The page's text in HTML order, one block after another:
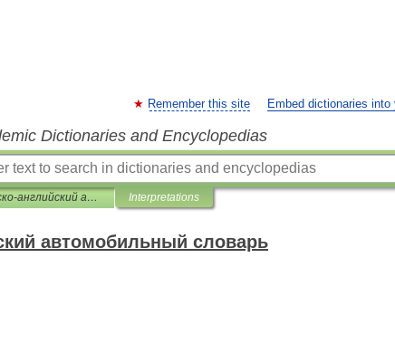
Remember this site Embed dictionaries into
Dictionaries and Encyclopedias
Русско-английский автомобильный словарь Interpretations
автомобильный словарь